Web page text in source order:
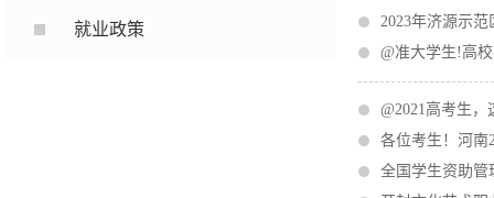
就业政策
2023年济源示
@准大学生!高
@2021高考生
各位考生！河南
全国学生资助管